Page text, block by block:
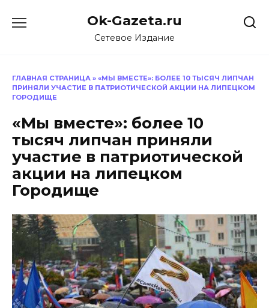
Ok-Gazeta.ru
Сетевое Издание
ГЛАВНАЯ СТРАНИЦА » «МЫ ВМЕСТЕ»: БОЛЕЕ 10 ТЫСЯЧ ЛИПЧАН
ПРИНЯЛИ УЧАСТИЕ В ПАТРИОТИЧЕСКОЙ АКЦИИ НА ЛИПЕЦКОМ
ГОРОДИЩЕ
«Мы вместе»: более 10
тысяч липчан приняли
участие в патриотической
акции на липецком
Городище